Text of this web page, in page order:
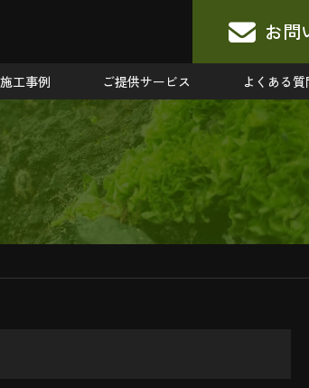
お問
施工事例 ご提供サービス よくある質